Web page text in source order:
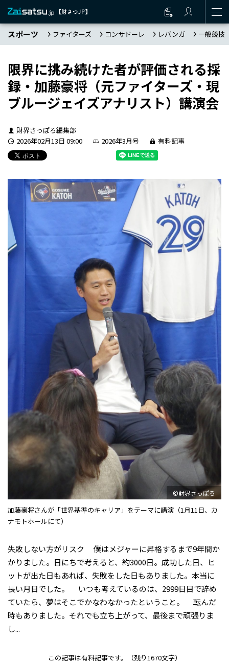
スポーツ ファイターズ コンサドーレ レバンガ 一般競技
限界に挑み続けた者が評価される――採
録・加藤豪将（元ファイターズ・現
ブルージェイズアナリスト）講演会
財界さっぽろ編集部
2026年02月13日 09:00
2026年3月号 有料記事
©財界さっぽろ
加藤豪将さんが「世界基準のキャリア」をテーマに講演（1月11日、カ
ナモトホールにて）
失敗しない方がリスク 僕はメジャーに昇格するまで9年間か
かりました。日にちで考えると、約3000日。成功した日、ヒ
ットが出た日もあれば、失敗をした日もありました。本当に
長い月日でした。 いつも考えているのは、2999日目で辞め
ていたら、夢はそこでかなわなかったということ。 転んだ
時もありました。それでも立ち上がって、最後まで頑張りま
し...
この記事は有料記事です。 （残り1670文字）